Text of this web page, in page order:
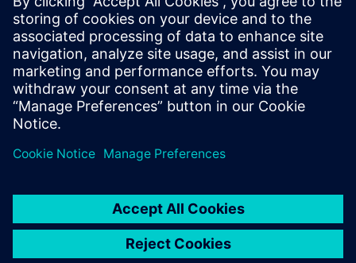
Konstruktion von Elektromotoren. Darüber hinaus zeigen
wir Ansätze der Systemsimulation, mit denen eine schnelle
und genaue Übergangsanalyse für die Leistung auf
Systemebene möglich ist. Wir veranschaulichen die
Integration eines Elektromotors in die Konstruktion eines
Delta-Roboters, führen Bemessungsstudien durch,
evaluieren die Genauigkeit der Roboterbewegung und
verbundener Steuerungsvalidierungen.